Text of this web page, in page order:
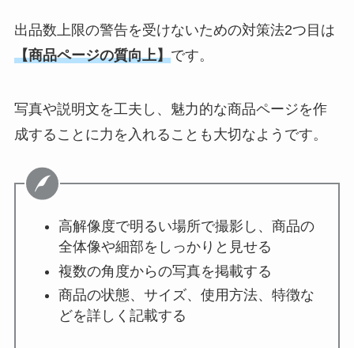
出品数上限の警告を受けないための対策法2つ目は
【商品ページの質向上】です。
写真や説明文を工夫し、魅力的な商品ページを作
成することに力を入れることも大切なようです。
高解像度で明るい場所で撮影し、商品の
全体像や細部をしっかりと見せる
複数の角度からの写真を掲載する
商品の状態、サイズ、使用方法、特徴な
どを詳しく記載する